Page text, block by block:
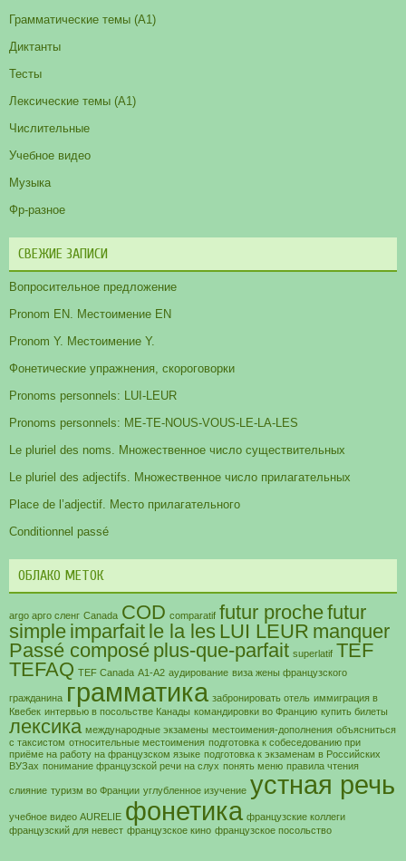
Грамматические темы (A1)
Диктанты
Тесты
Лексические темы (А1)
Числительные
Учебное видео
Музыка
Фр-разное
СВЕЖИЕ ЗАПИСИ
Вопросительное предложение
Pronom EN. Местоимение EN
Pronom Y. Местоимение Y.
Фонетические упражнения, скороговорки
Pronoms personnels: LUI-LEUR
Pronoms personnels: ME-TE-NOUS-VOUS-LE-LA-LES
Le pluriel des noms. Множественное число существительных
Le pluriel des adjectifs. Множественное число прилагательных
Place de l’adjectif. Место прилагательного
Conditionnel passé
ОБЛАКО МЕТОК
argo арго сленг Canada COD comparatif futur prochefutur
simple imparfait le la les LUI LEUR manquer
Passé composé plus-que-parfait superlatif TEF
TEFAQ TEF Canada А1-А2 аудирование виза жены французского
гражданина грамматика забронировать отель иммиграция в
Квебек интервью в посольстве Канады командировки во Францию купить билеты
лексика международные экзамены местоимения-дополнения объясниться
с таксистом относительные местоимения подготовка к собеседованию при
приёме на работу на французском языке подготовка к экзаменам в Российских
ВУЗах понимание французской речи на слух понять меню правила чтения
слияние туризм во Франции углубленное изучение устная речь
учебное видео AURELIE фонетика французские коллеги
французский для невест французское кино французское посольство